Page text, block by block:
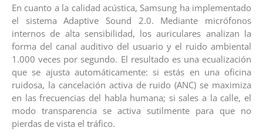
En cuanto a la calidad acústica, Samsung ha implementado
el sistema Adaptive Sound 2.0. Mediante micrófonos
internos de alta sensibilidad, los auriculares analizan la
forma del canal auditivo del usuario y el ruido ambiental
1.000 veces por segundo. El resultado es una ecualización
que se ajusta automáticamente: si estás en una oficina
ruidosa, la cancelación activa de ruido (ANC) se maximiza
en las frecuencias del habla humana; si sales a la calle, el
modo transparencia se activa sutilmente para que no
pierdas de vista el tráfico.